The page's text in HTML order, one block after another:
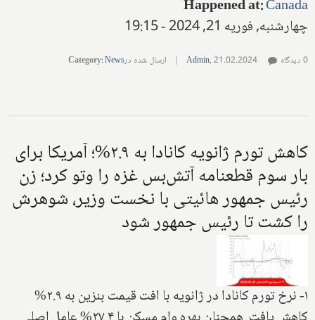
Happened at:Canada
چهارشنبه, فوریه 21, 2024 - 19:15
Admin,21.02.2024
| ارسال شده در Category:News 0 دیدگاه
کاهش تورم ژانویه کانادا به ۲.۹%؛ آمریکا برای
بار سوم قطعنامه آتش‌بس غزه را وتو کرد؛ زن
رئیس جمهور هائیتی با نخست وزیر، شوهرش
را کشت تا رئیس جمهور شود
۱- نرخ تورم کانادا در ژانویه با افت قیمت بنزین به ۲.۹%